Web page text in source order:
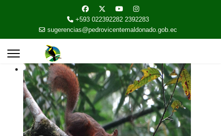
+593 022392282 2392283
sugerencias@pedrovicentemaldonado.gob.ec